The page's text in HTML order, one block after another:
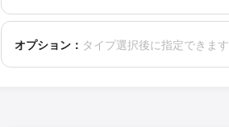
オプション： タイプ選択後に指定できます